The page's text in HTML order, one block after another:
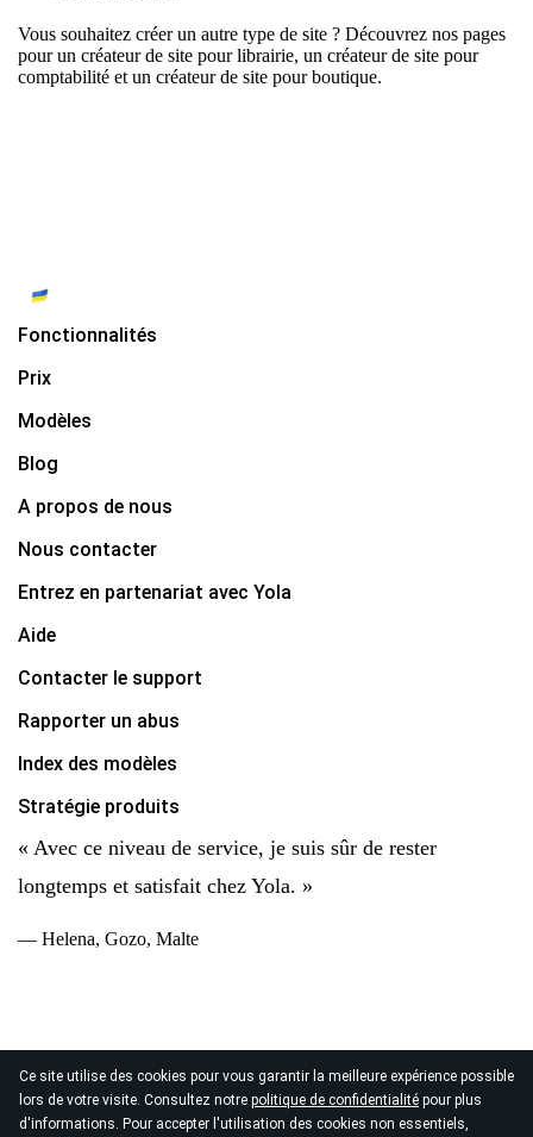
Ce site utilise des cookies pour vous garantir la meilleure expérience possible
lors de votre visite. Consultez notre politique de confidentialité pour plus
d'informations. Pour accepter l'utilisation des cookies non essentiels,
Vous souhaitez créer un autre type de site ? Découvrez nos pages
pourun créateur de site pour librairie, un créateur de site pour
comptabilité et un créateur de site pour boutique.
Fonctionnalités
Prix
Modèles
Blog
A propos de nous
Nous contacter
Entrez en partenariat avec Yola
Aide
Contacter le support
Rapporter un abus
Index des modèles
Stratégie produits
« Avec ce niveau de service, je suis sûr de rester
longtemps et satisfait chez Yola. »
— Helena, Gozo, Malte
© 2026
Copyright Yola Inc. Tous droits réservés.Politique de